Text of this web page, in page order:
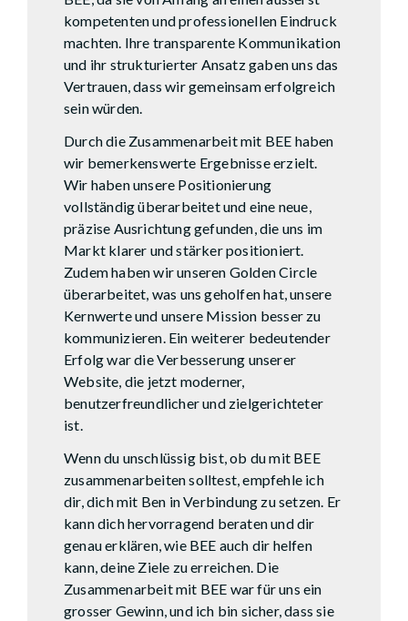
kompetenten und professionellen Eindruck
machten. Ihre transparente Kommunikation
und ihr strukturierter Ansatz gaben uns das
Vertrauen, dass wir gemeinsam erfolgreich
sein würden.
Durch die Zusammenarbeit mit BEE haben
wir bemerkenswerte Ergebnisse erzielt.
Wir haben unsere Positionierung
vollständig überarbeitet und eine neue,
präzise Ausrichtung gefunden, die uns im
Markt klarer und stärker positioniert.
Zudem haben wir unseren Golden Circle
überarbeitet, was uns geholfen hat, unsere
Kernwerte und unsere Mission besser zu
kommunizieren. Ein weiterer bedeutender
Erfolg war die Verbesserung unserer
Website, die jetzt moderner,
benutzerfreundlicher und zielgerichteter
ist.
Wenn du unschlüssig bist, ob du mit BEE
zusammenarbeiten solltest, empfehle ich
dir, dich mit Ben in Verbindung zu setzen. Er
kann dich hervorragend beraten und dir
genau erklären, wie BEE auch dir helfen
kann, deine Ziele zu erreichen. Die
Zusammenarbeit mit BEE war für uns ein
grosser Gewinn, und ich bin sicher, dass sie